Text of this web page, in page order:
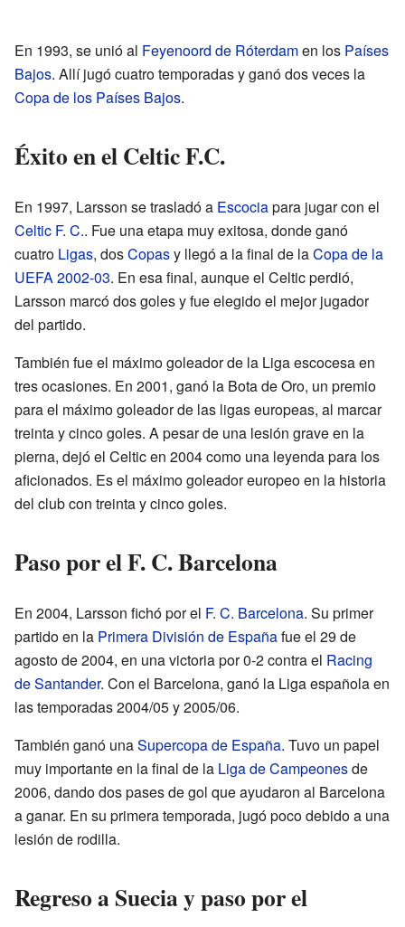
En 1993, se unió al Feyenoord de Róterdamen los Países
Bajos. Allí jugó cuatro temporadas y ganó dos veces la
Copa de los Países Bajos.
Éxito en el Celtic F.C.
En 1997, Larsson se trasladó a Escociapara jugar con el
Celtic F. C.. Fue una etapa muy exitosa, donde ganó
cuatro Ligas, dosCopasy llegó a la final de laCopa de la
UEFA 2002-03. En esa final, aunque el Celtic perdió,
Larsson marcó dos goles y fue elegido el mejor jugador
del partido.
También fue el máximo goleador de la Liga escocesa en
tres ocasiones. En 2001, ganó la Bota de Oro, un premio
para el máximo goleador de las ligas europeas, al marcar
treinta y cinco goles. A pesar de una lesión grave en la
pierna, dejó el Celtic en 2004 como una leyenda para los
aficionados. Es el máximo goleador europeo en la historia
del club con treinta y cinco goles.
Paso por el F. C. Barcelona
En 2004, Larsson fichó por el F. C. Barcelona. Su primer
partido en la Primera División de Españafue el 29 de
agosto de 2004, en una victoria por 0-2 contra el Racing
de Santander. Con el Barcelona, ganó la Liga española en
las temporadas 2004/05 y 2005/06.
También ganó unaSupercopa de España. Tuvo un papel
muy importante en la final de la Liga de Campeonesde
2006, dando dos pases de gol que ayudaron al Barcelona
a ganar. En su primera temporada, jugó poco debido a una
lesión de rodilla.
Regreso a Suecia y paso por el